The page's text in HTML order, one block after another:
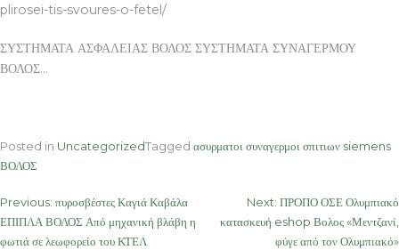
plirosei-tis-svoures-o-fetel/
ΣΥΣΤΗΜΑΤΑ ΑΣΦΑΛΕΙΑΣ ΒΟΛΟΣ ΣΥΣΤΗΜΑΤΑ ΣΥΝΑΓΕΡΜΟΥ
ΒΟΛΟΣ…
Posted in UncategorizedTagged ασυρματοι συναγερμοι σπιτιων siemens
ΒΟΛΟΣ
Post
navigation
Previous: πυροσβέστες Καγιά Καβάλα
ΕΠΙΠΛΑ ΒΟΛΟΣ Από μηχανική βλάβη η
φωτιά σε λεωφορείο του ΚΤΕΛ
Next: ΠΡΟΠΟ ΟΣΕ Ολυμπιακό
κατασκευή eshop Βολος «Μεντζανί,
φύγε από τον Ολυμπιακό»